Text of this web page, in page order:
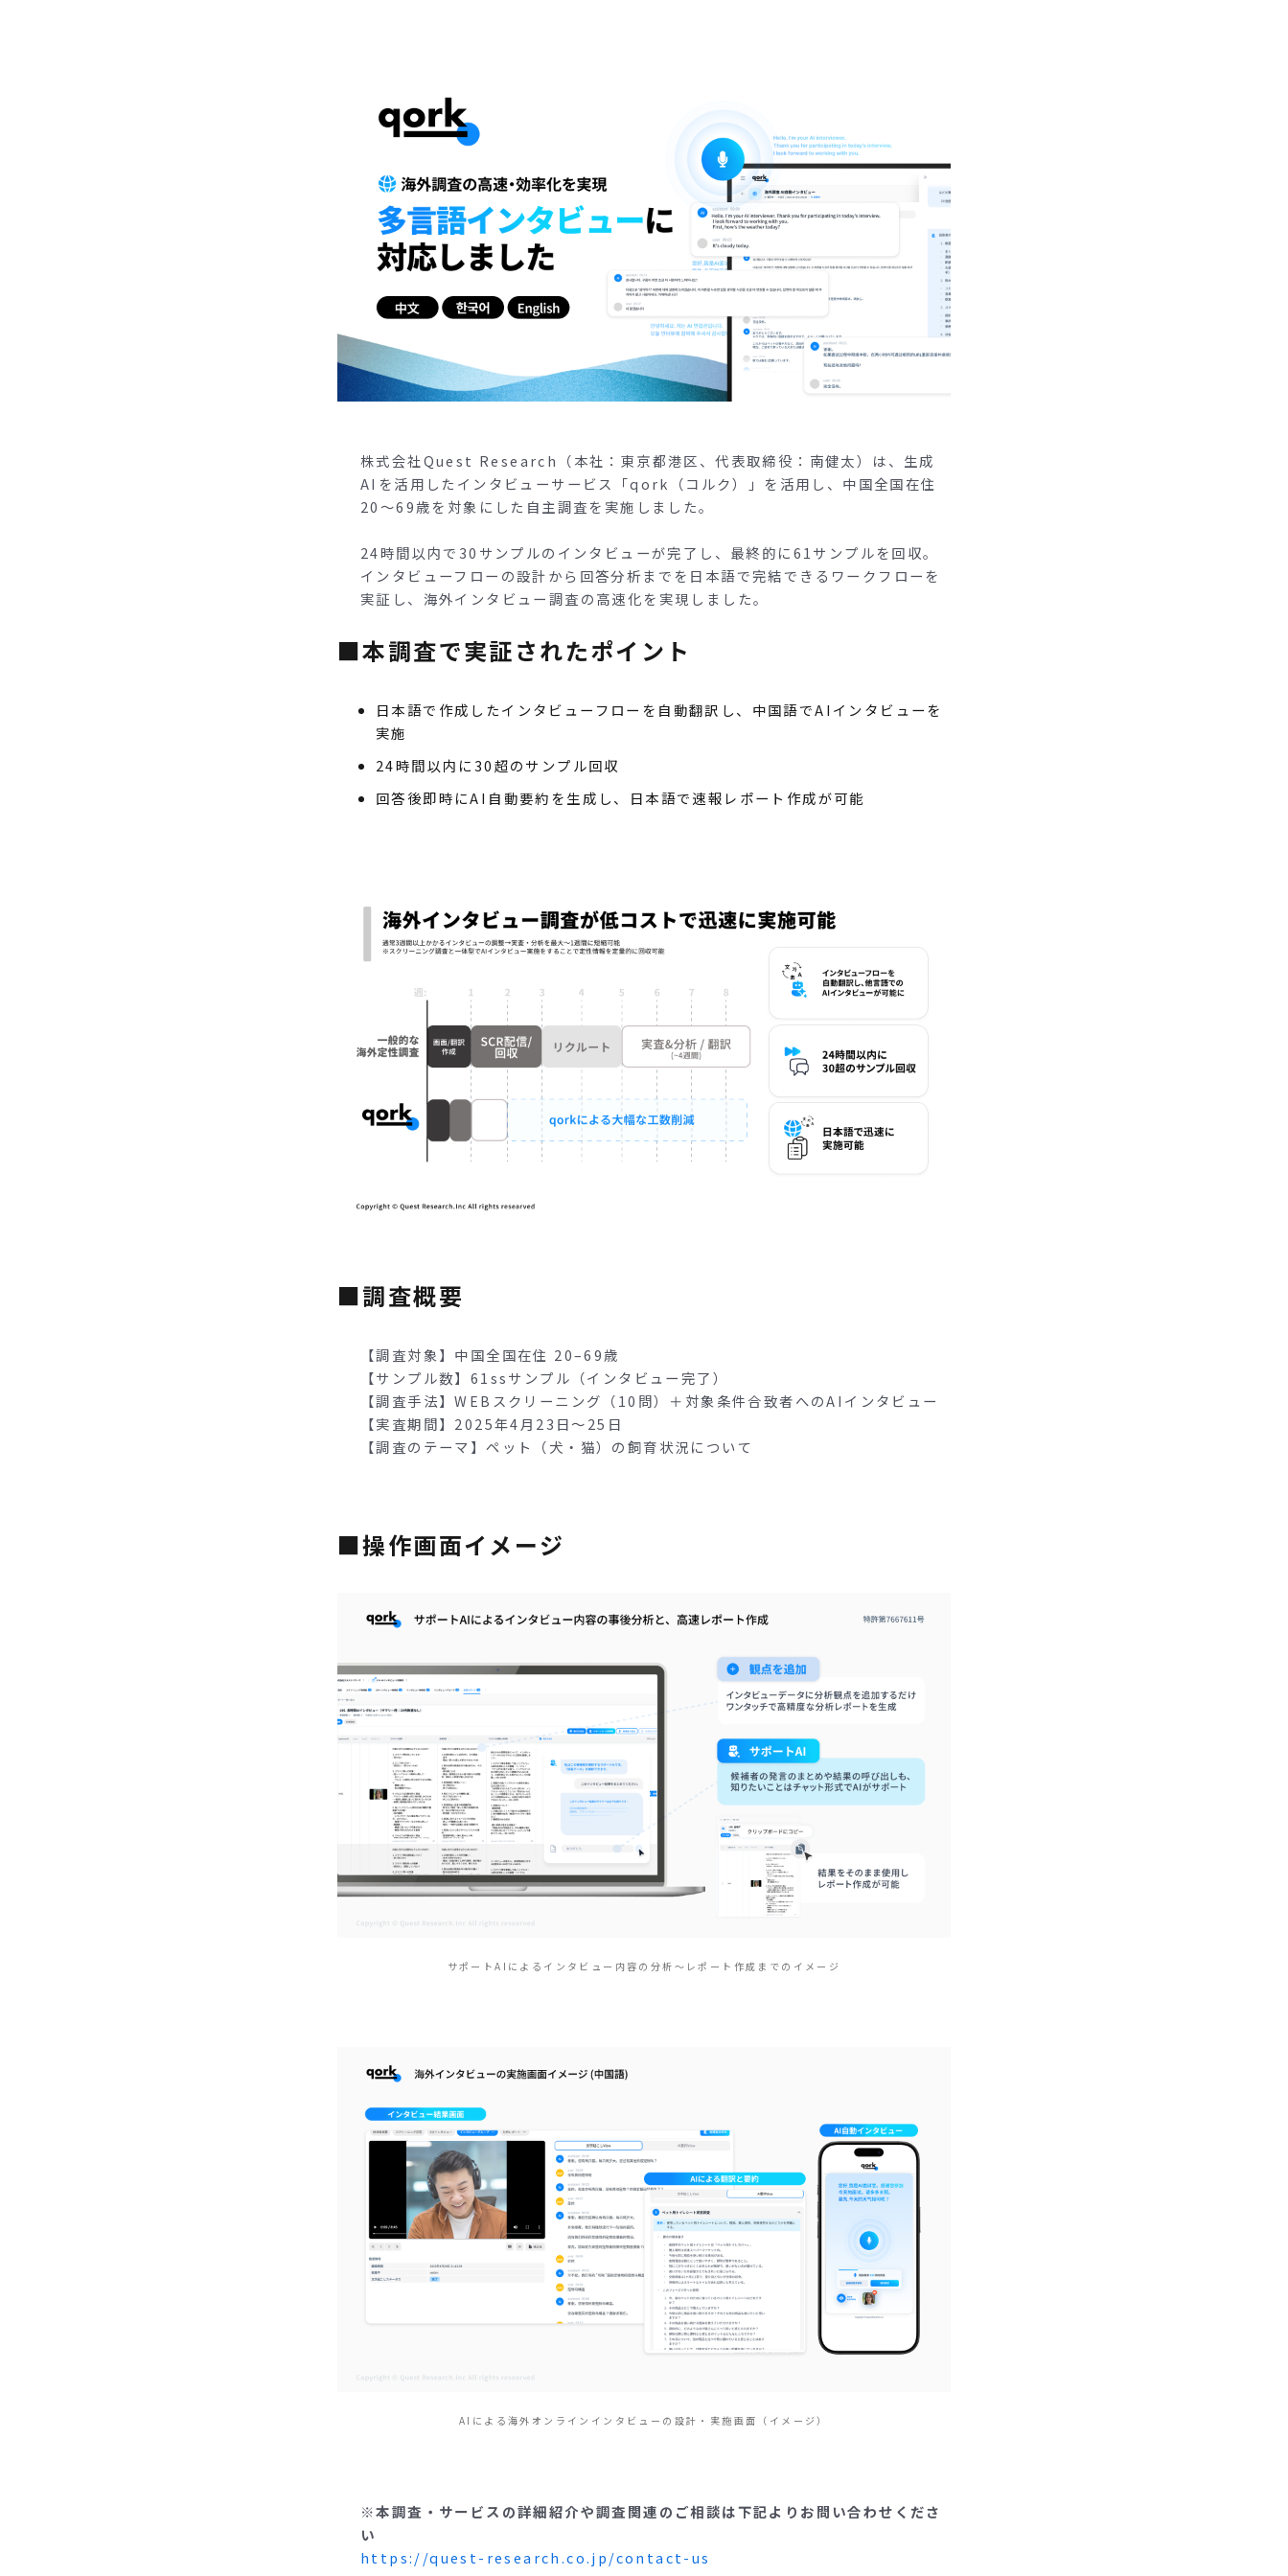
株式会社Quest Research（本社：東京都港区、代表取締役：南健太）は、生成
AIを活用したインタビューサービス「qork（コルク）」を活用し、中国全国在住
20〜69歳を対象にした自主調査を実施しました。
24時間以内で30サンプルのインタビューが完了し、最終的に61サンプルを回収。
インタビューフローの設計から回答分析までを日本語で完結できるワークフローを
実証し、海外インタビュー調査の高速化を実現しました。
■本調査で実証されたポイント
日本語で作成したインタビューフローを自動翻訳し、中国語でAIインタビューを
実施
24時間以内に30超のサンプル回収
回答後即時にAI自動要約を生成し、日本語で速報レポート作成が可能
■調査概要
【調査対象】中国全国在住 20–69歳
【サンプル数】61ssサンプル（インタビュー完了）
【調査手法】WEBスクリーニング（10問）＋対象条件合致者へのAIインタビュー
【実査期間】2025年4月23日〜25日
【調査のテーマ】ペット（犬・猫）の飼育状況について
■操作画面イメージ
サポートAIによるインタビュー内容の分析～レポート作成までのイメージ
AIによる海外オンラインインタビューの設計・実施画面（イメージ）
※本調査・サービスの詳細紹介や調査関連のご相談は下記よりお問い合わせくださ
い
https://quest-research.co.jp/contact-us